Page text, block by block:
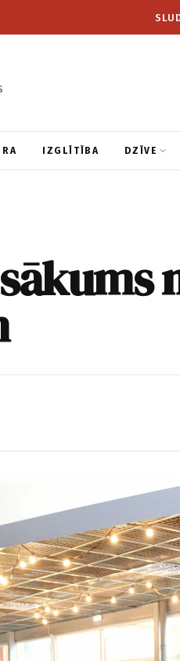
IZGLĪTĪBA DZĪVE